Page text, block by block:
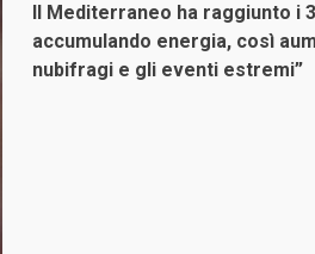
Il Mediterraneo ha raggiunto i
accumulando energia, così
nubifragi e gli eventi estremi”